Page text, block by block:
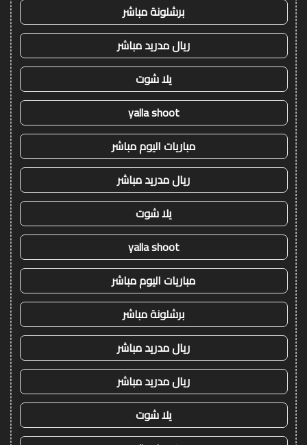
برشلونة مباشر
ريال مدريد مباشر
يلا شوت
yalla shoot
مباريات اليوم مباشر
ريال مدريد مباشر
يلا شوت
yalla shoot
مباريات اليوم مباشر
برشلونة مباشر
ريال مدريد مباشر
ريال مدريد مباشر
يلا شوت